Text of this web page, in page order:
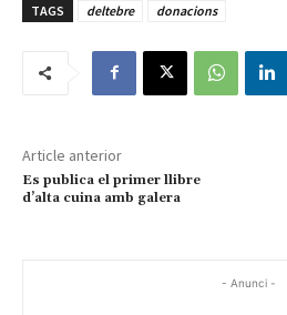
TAGS deltebre donacions
Article anterior
Es publica el primer llibre
d’alta cuina amb galera
- Anunci -